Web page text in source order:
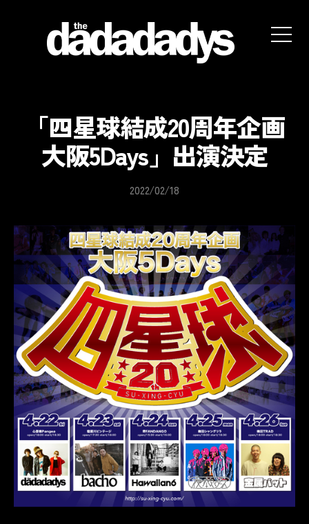
website
「四星球結成20周年企画
大阪5Days」出演決定
2022/02/18